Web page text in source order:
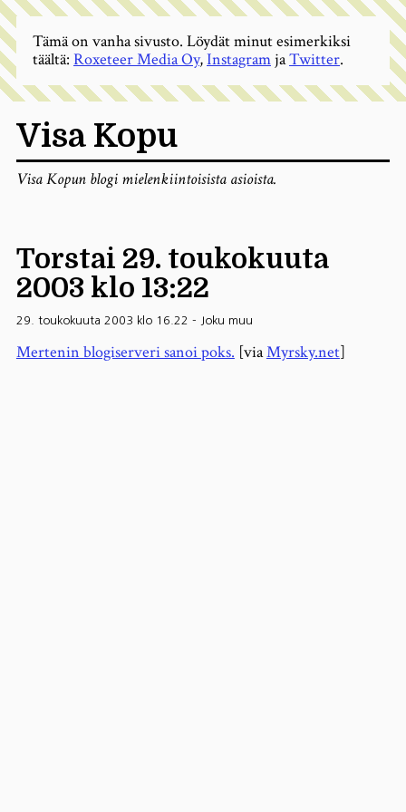
Visa Kopu
Visa Kopun blogi mielenkiintoisista asioista.
Torstai 29. toukokuuta
2003 klo 13:22
29. toukokuuta 2003 klo 16.22 - Joku muu
Mertenin blogiserveri sanoi poks. [viaMyrsky.net]
Tämä on vanha sivusto. Löydät minut esimerkiksi
täältä: Roxeteer Media Oy,InstagramjaTwitter.